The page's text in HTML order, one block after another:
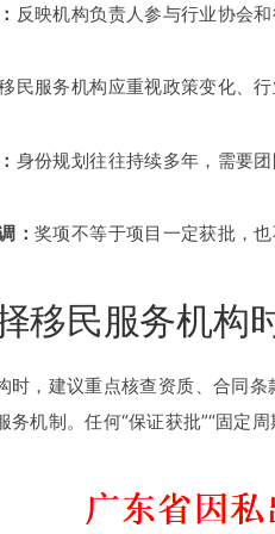
反映机构负责人参与行业协会和
民服务机构应重视政策变化、行
身份规划往往持续多年，需要团
：奖项不等于项目一定获批，也
移民服务机构
时，建议重点核查资质、合同
机制。任何“保证获批”“固定周